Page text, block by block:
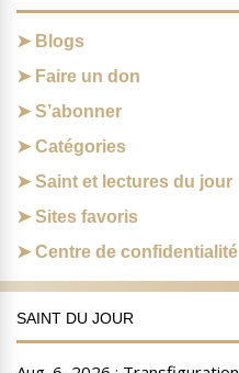
Blogs
Faire un don
S’abonner
Catégories
Saint et lectures du jour
Sites favoris
Centre de confidentialité
SAINT DU JOUR